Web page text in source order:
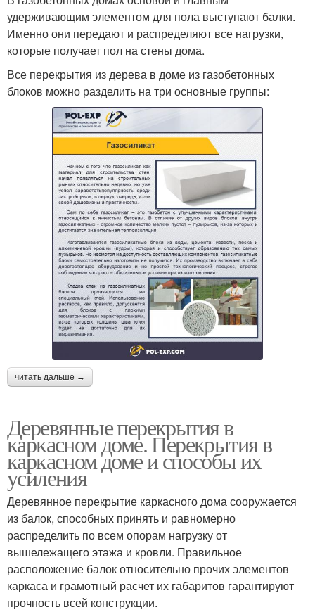
удерживающим элементом для пола выступают балки.
Именно они передают и распределяют все нагрузки,
которые получает пол на стены дома.
Все перекрытия из дерева в доме из газобетонных
блоков можно разделить на три основные группы:
читать дальше →
Деревянные перекрытия в
каркасном доме. Перекрытия в
каркасном доме и способы их
усиления
Деревянное перекрытие каркасного дома сооружается
из балок, способных принять и равномерно
распределить по всем опорам нагрузку от
вышележащего этажа и кровли. Правильное
расположение балок относительно прочих элементов
каркаса и грамотный расчет их габаритов гарантируют
прочность всей конструкции.